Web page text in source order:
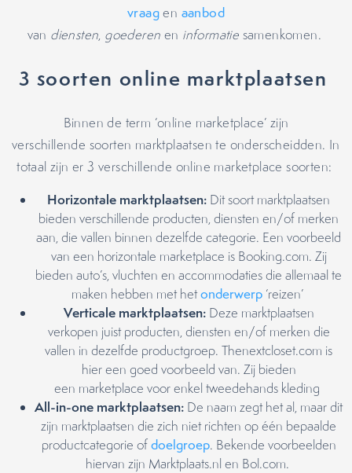
vraagen aanbod
van diensten, goederen en informatie samenkomen.
3 soorten online marktplaatsen
Binnen de term ‘online marketplace’ zijn
verschillende soorten marktplaatsen te onderscheidden. In
totaal zijn er 3 verschillende online marketplace soorten:
Horizontale marktplaatsen: Dit soort marktplaatsen
bieden verschillende producten, diensten en/of merken
aan, die vallen binnen dezelfde categorie. Een voorbeeld
van een horizontale marketplace is Booking.com. Zij
bieden auto’s, vluchten en accommodaties die allemaal te
maken hebben met hetonderwerp‘reizen’
Verticale marktplaatsen:Deze marktplaatsen
verkopen juist producten, diensten en/of merken die
vallen in dezelfde productgroep. Thenextcloset.com is
hier een goed voorbeeld van. Zij bieden
een marketplace voor enkel tweedehands kleding
All-in-one marktplaatsen: De naam zegt het al, maar dit
zijn marktplaatsen die zich niet richten op één bepaalde
productcategorie ofdoelgroep. Bekende voorbeelden
hiervan zijn Marktplaats.nl en Bol.com.